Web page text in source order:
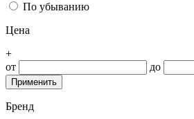
По убыванию
Цена
+
от
до
Бренд